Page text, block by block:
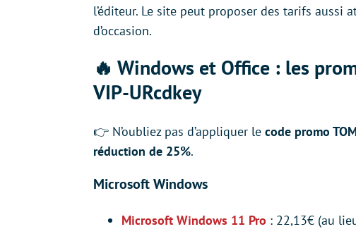
l’éditeur. Le site peut proposer des tarifs aussi
d’occasion.
🔥 Windows et Office : les
VIP-URcdkey
👉 N’oubliez pas d’appliquer le code promo
réduction de 25%.
Microsoft Windows
Microsoft Windows 11 Pro : 22,13€ (au